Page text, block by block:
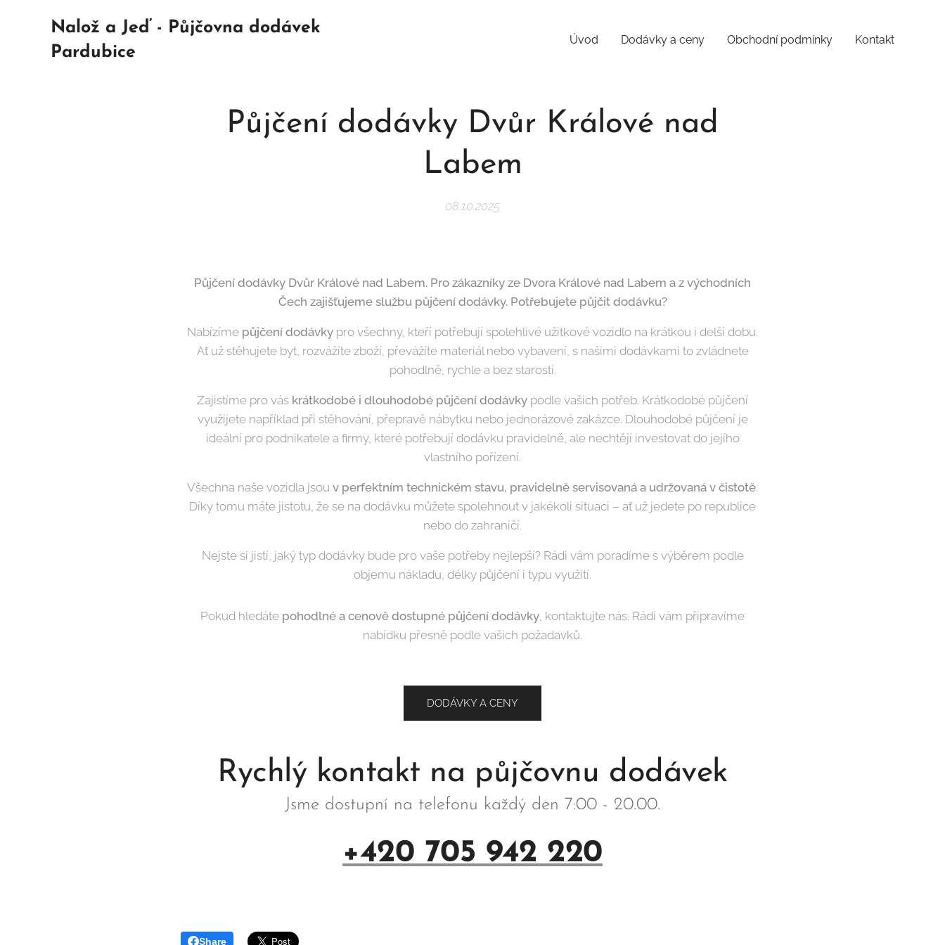
Nalož a Jeď - Půjčovna dodávek
Pardubice
Úvod Dodávky a ceny Obchodní podmínky Kontakt
Půjčení dodávky Dvůr Králové nad
Labem
08.10.2025
Půjčení dodávky Dvůr Králové nad Labem. Pro zákazníky ze Dvora Králové nad Labem a z východních
Čech zajišťujeme službu půjčení dodávky. Potřebujete půjčit dodávku?
Nabízíme půjčení dodávky pro všechny, kteří potřebují spolehlivé užitkové vozidlo na krátkou i delší dobu.
Ať už stěhujete byt, rozvážíte zboží, převážíte materiál nebo vybavení, s našimi dodávkami to zvládnete
pohodlně, rychle a bez starostí.
Zajistíme pro vás krátkodobé i dlouhodobé půjčení dodávky podle vašich potřeb. Krátkodobé půjčení
využijete například při stěhování, přepravě nábytku nebo jednorázové zakázce. Dlouhodobé půjčení je
ideální pro podnikatele a firmy, které potřebují dodávku pravidelně, ale nechtějí investovat do jejího
vlastního pořízení.
Všechna naše vozidla jsou v perfektním technickém stavu, pravidelně servisovaná a udržovaná v čistotě.
Díky tomu máte jistotu, že se na dodávku můžete spolehnout v jakékoli situaci – ať už jedete po republice
nebo do zahraničí.
Nejste si jistí, jaký typ dodávky bude pro vaše potřeby nejlepší? Rádi vám poradíme s výběrem podle
objemu nákladu, délky půjčení i typu využití.
Pokud hledáte pohodlné a cenově dostupné půjčení dodávky, kontaktujte nás. Rádi vám připravíme
nabídku přesně podle vašich požadavků.
DODÁVKY A CENY
Rychlý kontakt na půjčovnu dodávek
Jsme dostupní na telefonu každý den 7:00 - 20.00.
+420 705 942 220
Share